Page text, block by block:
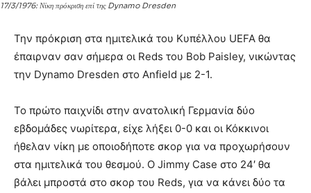
17/3/1976: Νίκη πρόκριση επί της Dynamo Dresden
Την πρόκριση στα ημιτελικά του Κυπέλλου UEFA θα
έπαιρναν σαν σήμερα οι Reds του Bob Paisley, νικώντας
την Dynamo Dresden στο Anfield με 2-1.
Το πρώτο παιχνίδι στην ανατολική Γερμανία δύο
εβδομάδες νωρίτερα, είχε λήξει 0-0 και οι Κόκκινοι
ήθελαν νίκη με οποιοδήποτε σκορ για να προχωρήσουν
στα ημιτελικά του θεσμού. Ο Jimmy Case στο 24′ θα
βάλει μπροστά στο σκορ του Reds, για να κάνει δύο τα